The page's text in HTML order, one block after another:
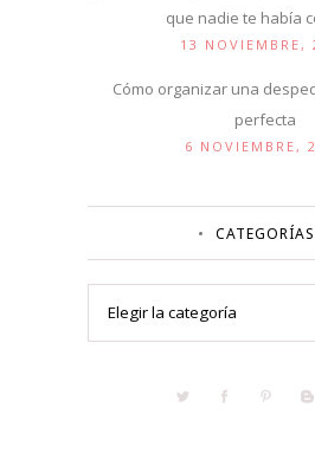
que nadie te había
13 NOVIEMBRE,
Cómo organizar una
perfecta
6 NOVIEMBRE,
CATEGORÍAS